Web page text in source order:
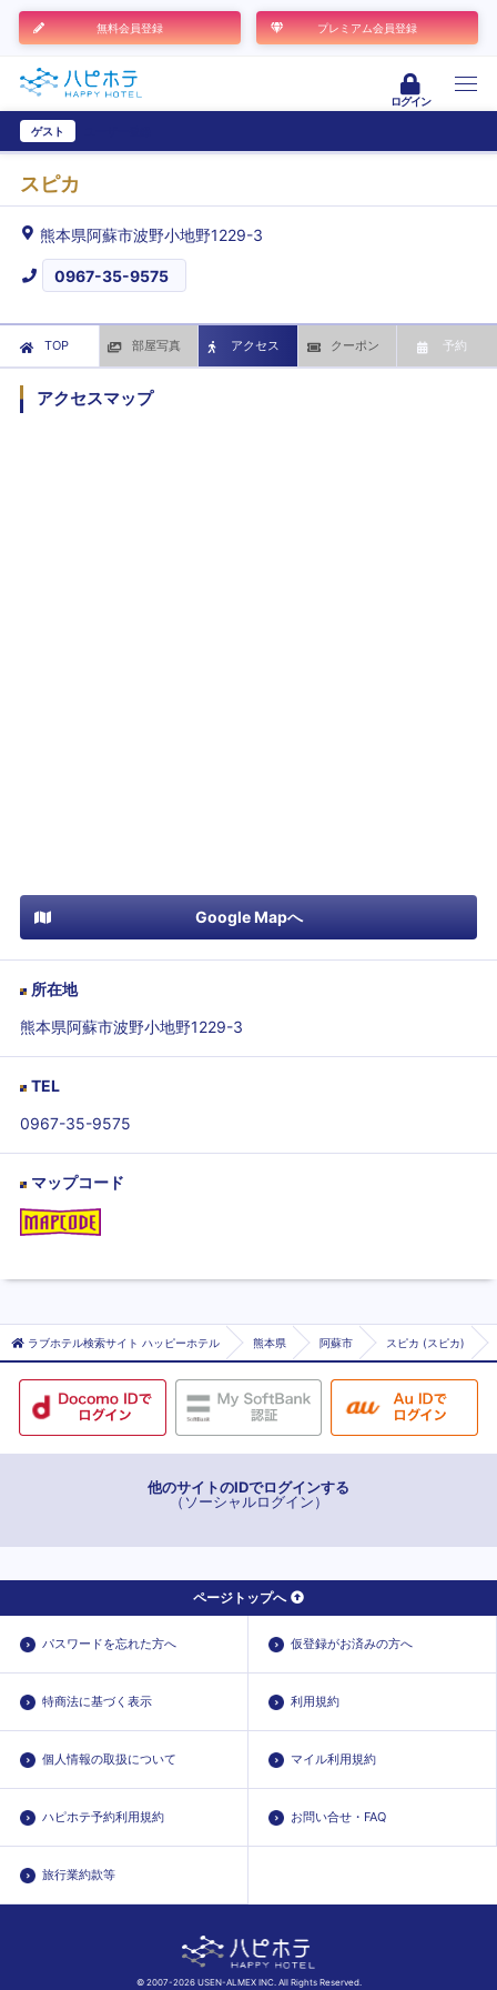
無料会員登録 プレミアム会員登録
ログイン
ゲスト
スピカ
熊本県阿蘇市波野小地野1229-3
0967-35-9575
TOP 部屋写真 アクセス クーポン 予約
アクセスマップ
Google Mapへ
所在地
熊本県阿蘇市波野小地野1229-3
TEL
0967-35-9575
マップコード
ラブホテル検索サイト ハッピーホテル 熊本県 阿蘇市 スピカ (スピカ)
他のサイトのIDでログインする
（ソーシャルログイン）
ページトップへ
パスワードを忘れた方へ 仮登録がお済みの方へ
特商法に基づく表示 利用規約
個人情報の取扱について マイル利用規約
ハピホテ予約利用規約 お問い合せ・FAQ
旅行業約款等
© 2007-2026 USEN-ALMEX INC. All Rights Reserved.